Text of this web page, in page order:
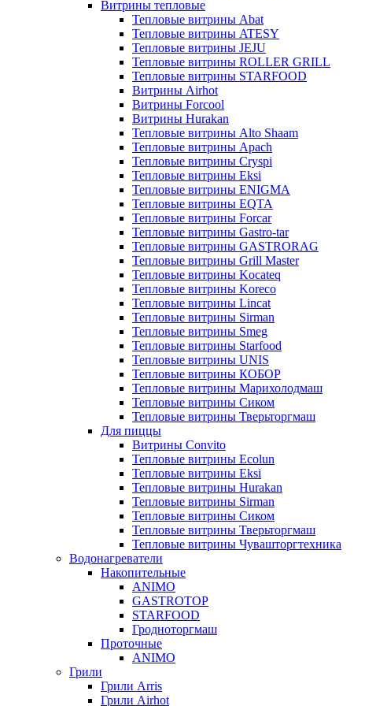
Витрины тепловые
Тепловые витрины Abat
Тепловые витрины ATESY
Тепловые витрины JEJU
Тепловые витрины ROLLER GRILL
Тепловые витрины STARFOOD
Витрины Airhot
Витрины Forcool
Витрины Hurakan
Тепловые витрины Alto Shaam
Тепловые витрины Apach
Тепловые витрины Cryspi
Тепловые витрины Eksi
Тепловые витрины ENIGMA
Тепловые витрины EQTA
Тепловые витрины Forcar
Тепловые витрины Gastro-tar
Тепловые витрины GASTRORAG
Тепловые витрины Grill Master
Тепловые витрины Kocateq
Тепловые витрины Koreco
Тепловые витрины Lincat
Тепловые витрины Sirman
Тепловые витрины Smeg
Тепловые витрины Starfood
Тепловые витрины UNIS
Тепловые витрины КОБОР
Тепловые витрины Марихолодмаш
Тепловые витрины Сиком
Тепловые витрины Тверьторгмаш
Для пиццы
Витрины Convito
Тепловые витрины Ecolun
Тепловые витрины Eksi
Тепловые витрины Hurakan
Тепловые витрины Sirman
Тепловые витрины Сиком
Тепловые витрины Тверьторгмаш
Тепловые витрины Чувашторгтехника
Водонагреватели
Накопительные
ANIMO
GASTROTOP
STARFOOD
Гродноторгмаш
Проточные
ANIMO
Грили
Грили Arris
Грили Airhot